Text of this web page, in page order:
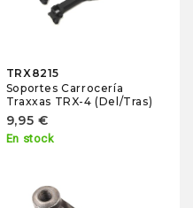
TRX8215
Soportes Carrocería
Traxxas TRX-4 (Del/Tras)
9,95 €
En stock